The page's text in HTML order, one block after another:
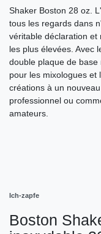
Shaker Boston 28 oz.
tous les regards dans
véritable déclaration et
les plus élevées. Avec
double plaque de
pour les mixologues et
créations à un
professionnel ou
amateurs.
Ich-zapfe
Boston